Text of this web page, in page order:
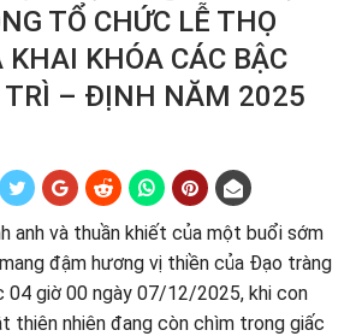
TỔ CHỨC LỄ THỌ
KHAI KHÓA CÁC BẬC
TRÌ – ĐỊNH NĂM 2025
anh và thuần khiết của một buổi sớm
đậm hương vị thiền của Đạo tràng
04 giờ 00 ngày 07/12/2025, khi con
thiên nhiên đang còn chìm trong giấc